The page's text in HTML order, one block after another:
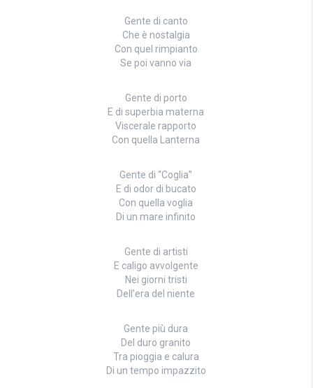
Gente di canto
Che è nostalgia
Con quel rimpianto
Se poi vanno via
Gente di porto
E di superbia materna
Viscerale rapporto
Con quella Lanterna
Gente di “Coglia”
E di odor di bucato
Con quella voglia
Di un mare infinito
Gente di artisti
E caligo avvolgente
Nei giorni tristi
Dell’era del niente
Gente più dura
Del duro granito
Tra pioggia e calura
Di un tempo impazzito